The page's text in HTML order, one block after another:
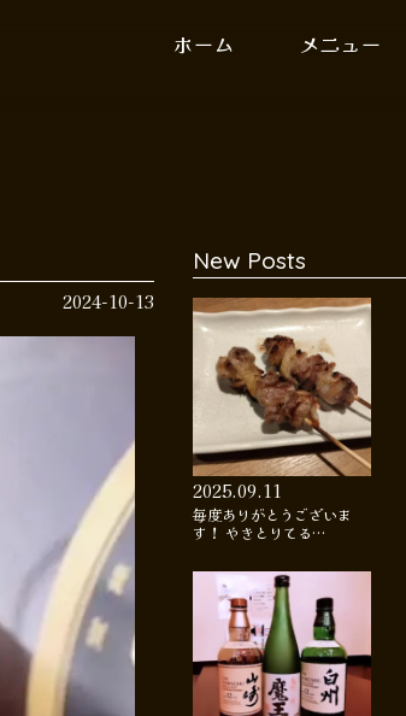
ホーム メニュー
2024-10-13
New Posts
2025.09.11
毎度ありがとうございま
す！ やきとりてる…